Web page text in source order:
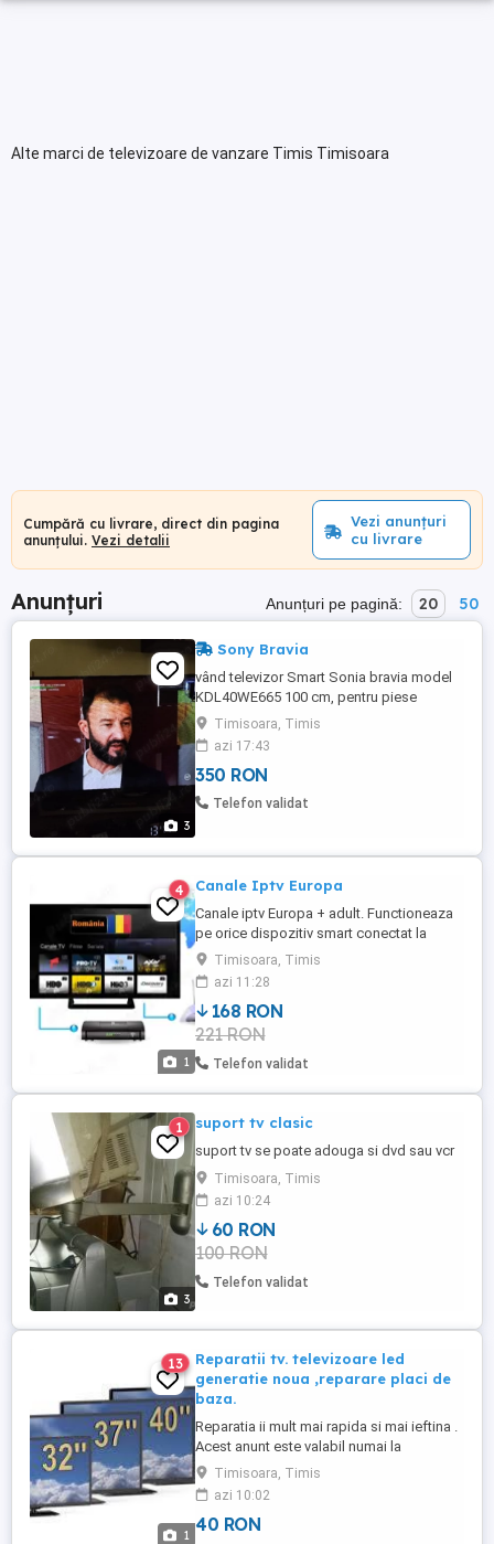
Alte marci de televizoare de vanzare Timis Timisoara
Cumpără cu livrare, direct din pagina
anunțului. Vezi detalii
Vezi anunțuri
cu livrare
Anunțuri Anunțuri pe pagină: 20 50
3
Sony Bravia
vând televizor Smart Sonia bravia model
KDL40WE665 100 cm, pentru piese
ecranul nu este spart
Timisoara, Timis
azi 17:43
350 RON
Telefon validat
1
4 Canale Iptv Europa
Canale iptv Europa + adult. Functioneaza
pe orice dispozitiv smart conectat la
internet. pret 1 an. Instalare si test gratuit!
Timisoara, Timis
azi 11:28
168 RON
221 RON
Telefon validat
3
1 suport tv clasic
suport tv se poate adouga si dvd sau vcr
Timisoara, Timis
azi 10:24
60 RON
100 RON
Telefon validat
1
13
Reparatii tv. televizoare led
generatie noua ,reparare placi de
baza.
Reparatia ii mult mai rapida si mai ieftina .
Acest anunt este valabil numai la
televizoare de ultima generatie LED ,OLED
,3D,4K ,etc. In funtie de model aflati pretul.
Rescriere soft-uri aprope tot ,nand flash ,
bga , etc. ex. defecte apare sigla si
Timisoara, Timis
azi 10:02
40 RON